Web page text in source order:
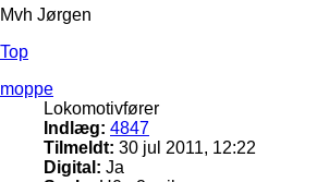
Mvh Jørgen
Top
moppe
Lokomotivfører
Indlæg: 4847
Tilmeldt: 30 jul 2011, 12:22
Digital: Ja